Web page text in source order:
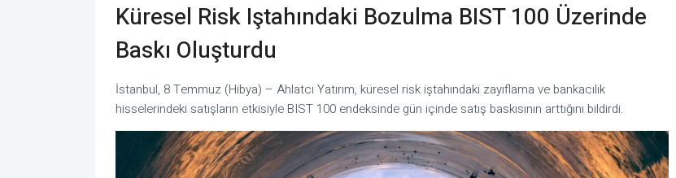
Küresel Risk Iştahındaki Bozulma BIST 100 Üzerinde
Baskı Oluşturdu
İstanbul, 8 Temmuz (Hibya) – Ahlatcı Yatırım, küresel risk iştahındaki zayıflama ve bankacılık
hisselerindeki satışların etkisiyle BIST 100 endeksinde gün içinde satış baskısının arttığını bildirdi.